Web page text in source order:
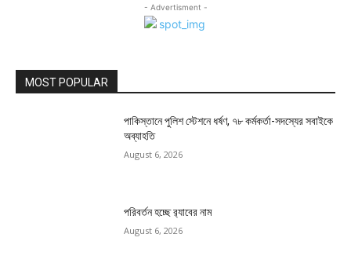
- Advertisment -
MOST POPULAR
পাকিস্তানে পুলিশ স্টেশনে ধর্ষণ, ৭৮ কর্মকর্তা-সদস্যের সবাইকে
অব্যাহতি
August 6, 2026
পরিবর্তন হচ্ছে র‌্যাবের নাম
August 6, 2026